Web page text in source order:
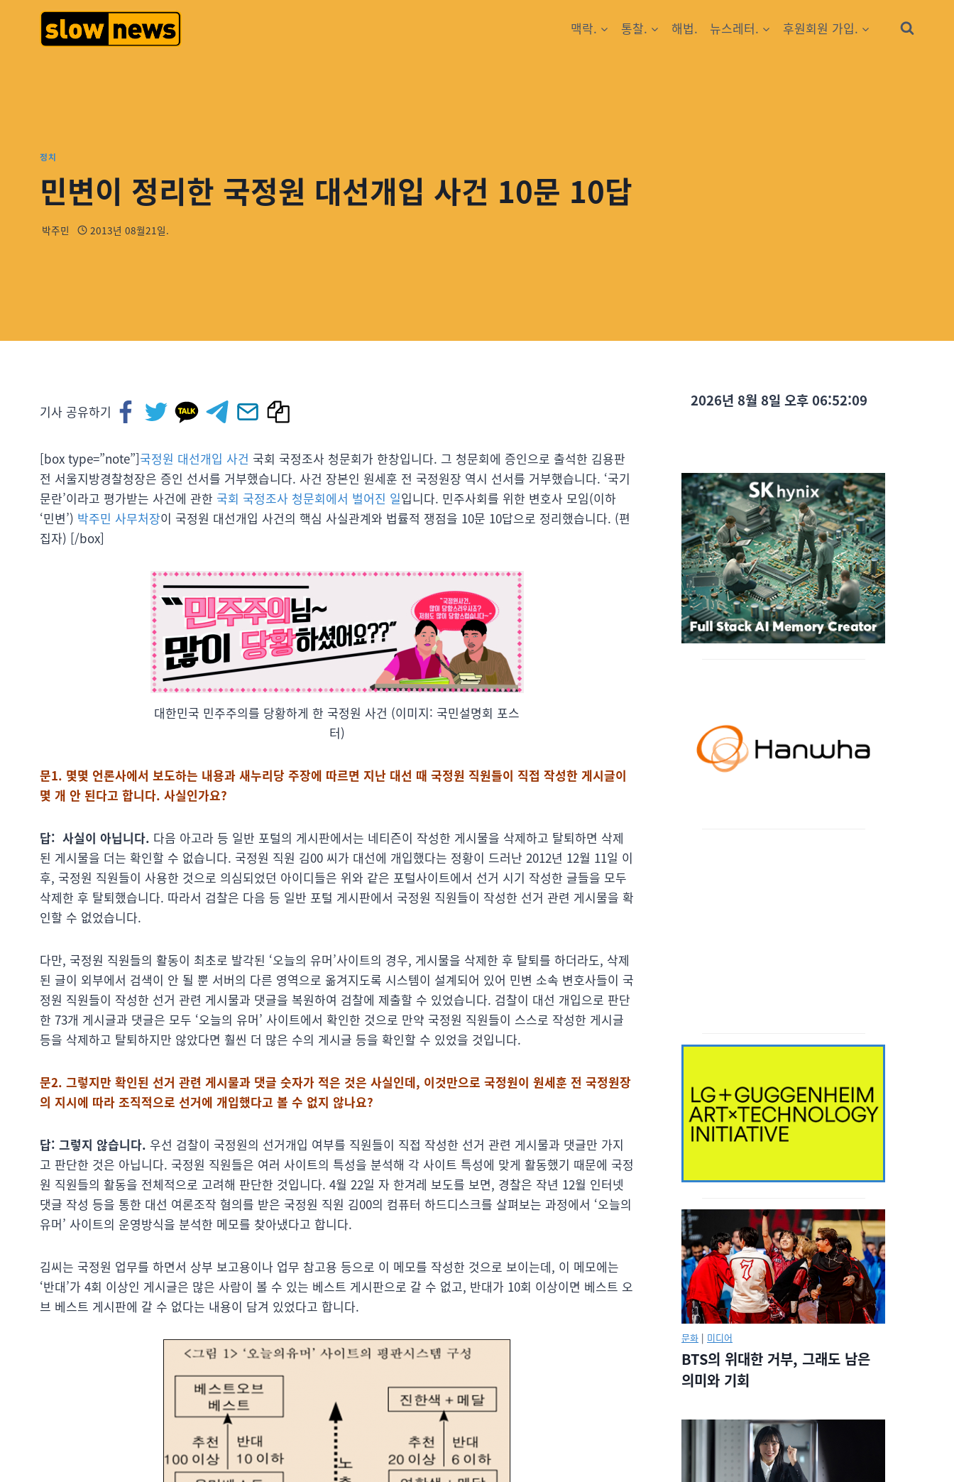
맥락. 통찰. 해법. 뉴스레터. 후원회원 가입.
정치
민변이 정리한 국정원 대선개입 사건 10문 10답
박주민 2013년 08월21일.
기사 공유하기
[box type=”note”]국정원 대선개입 사건 국회 국정조사 청문회가 한창입니다. 그 청문회에 증인으로 출석한 김용판
전 서울지방경찰청장은 증인 선서를 거부했습니다. 사건 장본인 원세훈 전 국정원장 역시 선서를 거부했습니다. ‘국기
문란’이라고 평가받는 사건에 관한 국회 국정조사 청문회에서 벌어진 일입니다. 민주사회를 위한 변호사 모임(이하
‘민변’) 박주민 사무처장이 국정원 대선개입 사건의 핵심 사실관계와 법률적 쟁점을 10문 10답으로 정리했습니다. (편
집자) [/box]
대한민국 민주주의를 당황하게 한 국정원 사건 (이미지: 국민설명회 포스
터)
문1. 몇몇 언론사에서 보도하는 내용과 새누리당 주장에 따르면 지난 대선 때 국정원 직원들이 직접 작성한 게시글이
몇 개 안 된다고 합니다. 사실인가요?
답: 사실이 아닙니다. 다음 아고라 등 일반 포털의 게시판에서는 네티즌이 작성한 게시물을 삭제하고 탈퇴하면 삭제
된 게시물을 더는 확인할 수 없습니다. 국정원 직원 김00 씨가 대선에 개입했다는 정황이 드러난 2012년 12월 11일 이
후, 국정원 직원들이 사용한 것으로 의심되었던 아이디들은 위와 같은 포털사이트에서 선거 시기 작성한 글들을 모두
삭제한 후 탈퇴했습니다. 따라서 검찰은 다음 등 일반 포털 게시판에서 국정원 직원들이 작성한 선거 관련 게시물을 확
인할 수 없었습니다.
다만, 국정원 직원들의 활동이 최초로 발각된 ‘오늘의 유머’사이트의 경우, 게시물을 삭제한 후 탈퇴를 하더라도, 삭제
된 글이 외부에서 검색이 안 될 뿐 서버의 다른 영역으로 옮겨지도록 시스템이 설계되어 있어 민변 소속 변호사들이 국
정원 직원들이 작성한 선거 관련 게시물과 댓글을 복원하여 검찰에 제출할 수 있었습니다. 검찰이 대선 개입으로 판단
한 73개 게시글과 댓글은 모두 ‘오늘의 유머’ 사이트에서 확인한 것으로 만약 국정원 직원들이 스스로 작성한 게시글
등을 삭제하고 탈퇴하지만 않았다면 훨씬 더 많은 수의 게시글 등을 확인할 수 있었을 것입니다.
문2. 그렇지만 확인된 선거 관련 게시물과 댓글 숫자가 적은 것은 사실인데, 이것만으로 국정원이 원세훈 전 국정원장
의 지시에 따라 조직적으로 선거에 개입했다고 볼 수 없지 않나요?
답: 그렇지 않습니다. 우선 검찰이 국정원의 선거개입 여부를 직원들이 직접 작성한 선거 관련 게시물과 댓글만 가지
고 판단한 것은 아닙니다. 국정원 직원들은 여러 사이트의 특성을 분석해 각 사이트 특성에 맞게 활동했기 때문에 국정
원 직원들의 활동을 전체적으로 고려해 판단한 것입니다. 4월 22일 자 한겨레 보도를 보면, 경찰은 작년 12월 인터넷
댓글 작성 등을 통한 대선 여론조작 혐의를 받은 국정원 직원 김00의 컴퓨터 하드디스크를 살펴보는 과정에서 ‘오늘의
유머’ 사이트의 운영방식을 분석한 메모를 찾아냈다고 합니다.
김씨는 국정원 업무를 하면서 상부 보고용이나 업무 참고용 등으로 이 메모를 작성한 것으로 보이는데, 이 메모에는
‘반대’가 4회 이상인 게시글은 많은 사람이 볼 수 있는 베스트 게시판으로 갈 수 없고, 반대가 10회 이상이면 베스트 오
브 베스트 게시판에 갈 수 없다는 내용이 담겨 있었다고 합니다.
2026년 8월 8일 오후 06:52:10
문화 | 미디어
BTS의 위대한 거부, 그래도 남은
의미와 기회